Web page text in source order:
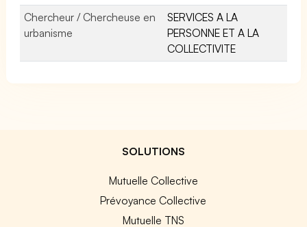
Chercheur / Chercheuse en
urbanisme
SERVICES A LA
PERSONNE ET A LA
COLLECTIVITE
SOLUTIONS
Mutuelle Collective
Prévoyance Collective
Mutuelle TNS